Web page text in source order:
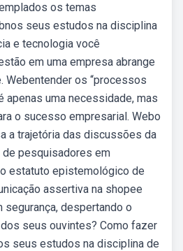
os temas
seus estudos na disciplina
e tecnologia você
em uma empresa abrange
Webentender os “processos
apenas uma necessidade, mas
o sucesso empresarial. Webo
a trajetória das discussões da
pesquisadores em
estatuto epistemológico de
assertiva na shopee
despertando o
seus ouvintes? Como fazer
seus estudos na disciplina de